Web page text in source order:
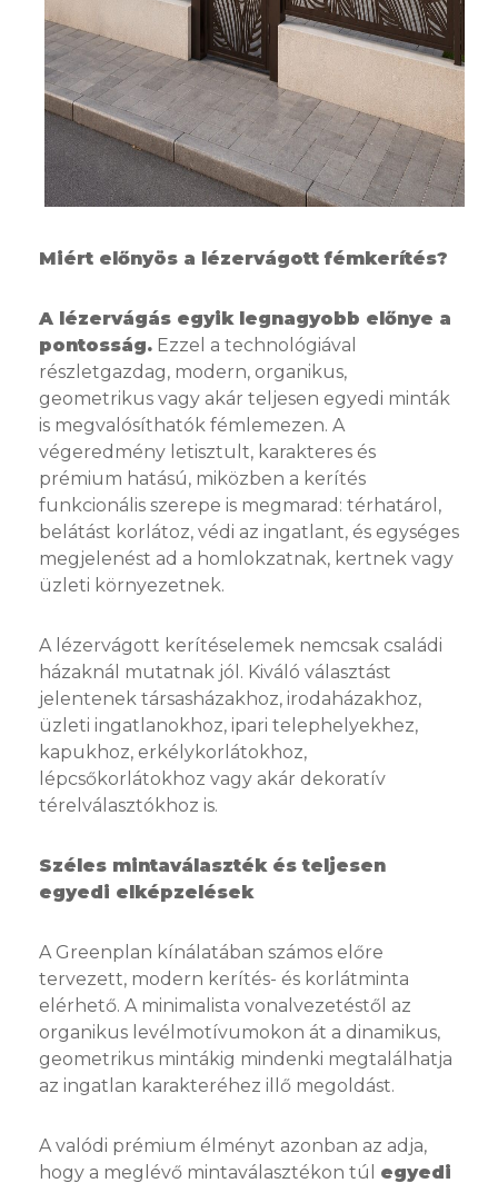
Miért előnyös a lézervágott fémkerítés?
A lézervágás egyik legnagyobb előnye a
pontosság. Ezzel a technológiával
részletgazdag, modern, organikus,
geometrikus vagy akár teljesen egyedi minták
is megvalósíthatók fémlemezen. A
végeredmény letisztult, karakteres és
prémium hatású, miközben a kerítés
funkcionális szerepe is megmarad: térhatárol,
belátást korlátoz, védi az ingatlant, és egységes
megjelenést ad a homlokzatnak, kertnek vagy
üzleti környezetnek.
A lézervágott kerítéselemek nemcsak családi
házaknál mutatnak jól. Kiváló választást
jelentenek társasházakhoz, irodaházakhoz,
üzleti ingatlanokhoz, ipari telephelyekhez,
kapukhoz, erkélykorlátokhoz,
lépcsőkorlátokhoz vagy akár dekoratív
térelválasztókhoz is.
Széles mintaválaszték és teljesen
egyedi elképzelések
A Greenplan kínálatában számos előre
tervezett, modern kerítés- és korlátminta
elérhető. A minimalista vonalvezetéstől az
organikus levélmotívumokon át a dinamikus,
geometrikus mintákig mindenki megtalálhatja
az ingatlan karakteréhez illő megoldást.
A valódi prémium élményt azonban az adja,
hogy a meglévő mintaválasztékon túl egyedi